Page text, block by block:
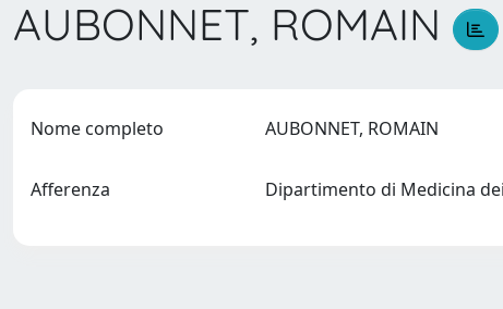
AUBONNET, ROMAIN
Nome completo AUBONNET, ROMAIN
Afferenza Dipartimento di Medicina